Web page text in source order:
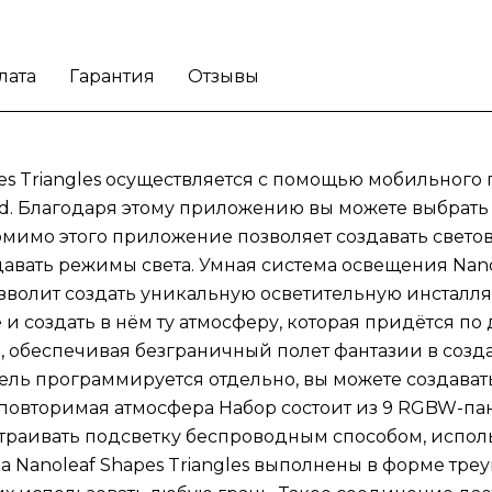
сочетания цветов для украшения интерьера.
настраивать подсветку беспроводным
способом, используя специальное
на смартфоне. GBW-панели для умного
светильника Nanoleaf Shapes Triangles
выполнены в форме треугольников.
Соединяются они при помощи
коннекторов, позволяющих использовать
возможность выстраивать 2D-фигуры любой
сложности. Комплект может быть
дополнительными LED-панелями
(приобретаются отдельно). Один блок
Гарантия Отзывы
Triangles осуществляется с помощью
Благодаря этому приложению вы можете
этого приложение позволяет создавать
режимы света. Умная система освещения
создать уникальную осветительную
в нём ту атмосферу, которая придётся
обеспечивая безграничный полет фантазии в
программируется отдельно, вы можете
атмосфера Набор состоит из 9 RGBW-
подсветку беспроводным способом,
Nanoleaf Shapes Triangles выполнены в форме